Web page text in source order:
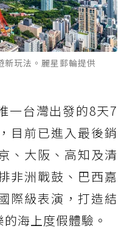
玩法。麗星郵輪提供
一台灣出發的8天7
目前已進入最後銷
、大阪、高知及清
非洲戰鼓、巴西嘉
際級表演，打造結
海上度假體驗。